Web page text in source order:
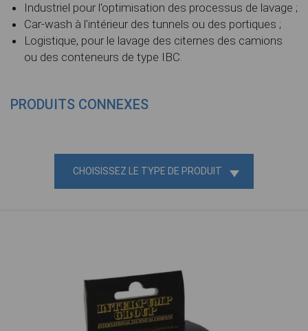
Industriel pour l'optimisation des processus de lavage ;
Car-wash à l'intérieur des tunnels ou des portiques ;
Logistique, pour le lavage des citernes des camions
ou des conteneurs de type IBC.
PRODUITS CONNEXES
CHOISISSEZ LE TYPE DE PRODUIT